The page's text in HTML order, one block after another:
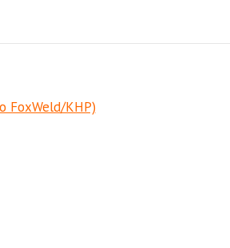
FoxWeld/КНР)